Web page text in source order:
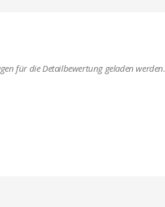
für die Detailbewertung geladen werden.